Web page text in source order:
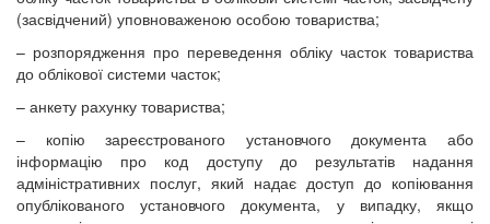
(засвідчений) уповноваженою особою товариства;
– розпорядження про переведення обліку часток товариства
до облікової системи часток;
– анкету рахунку товариства;
– копію зареєстрованого установчого документа або
інформацію про код доступу до результатів надання
адміністративних послуг, який надає доступ до копіювання
опублікованого установчого документа, у випадку, якщо